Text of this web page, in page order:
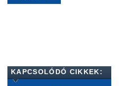
KAPCSOLÓDÓ CIKKEK: